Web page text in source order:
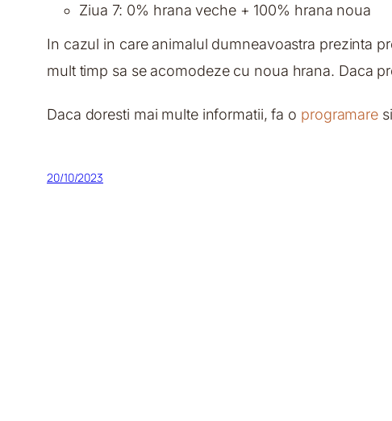
Ziua 7: 0% hrana veche + 100% hrana noua
In cazul in care animalul dumneavoastra prezinta
mult timp sa se acomodeze cu noua hrana. Daca
Daca doresti mai multe informatii, fa o programare
20/10/2023